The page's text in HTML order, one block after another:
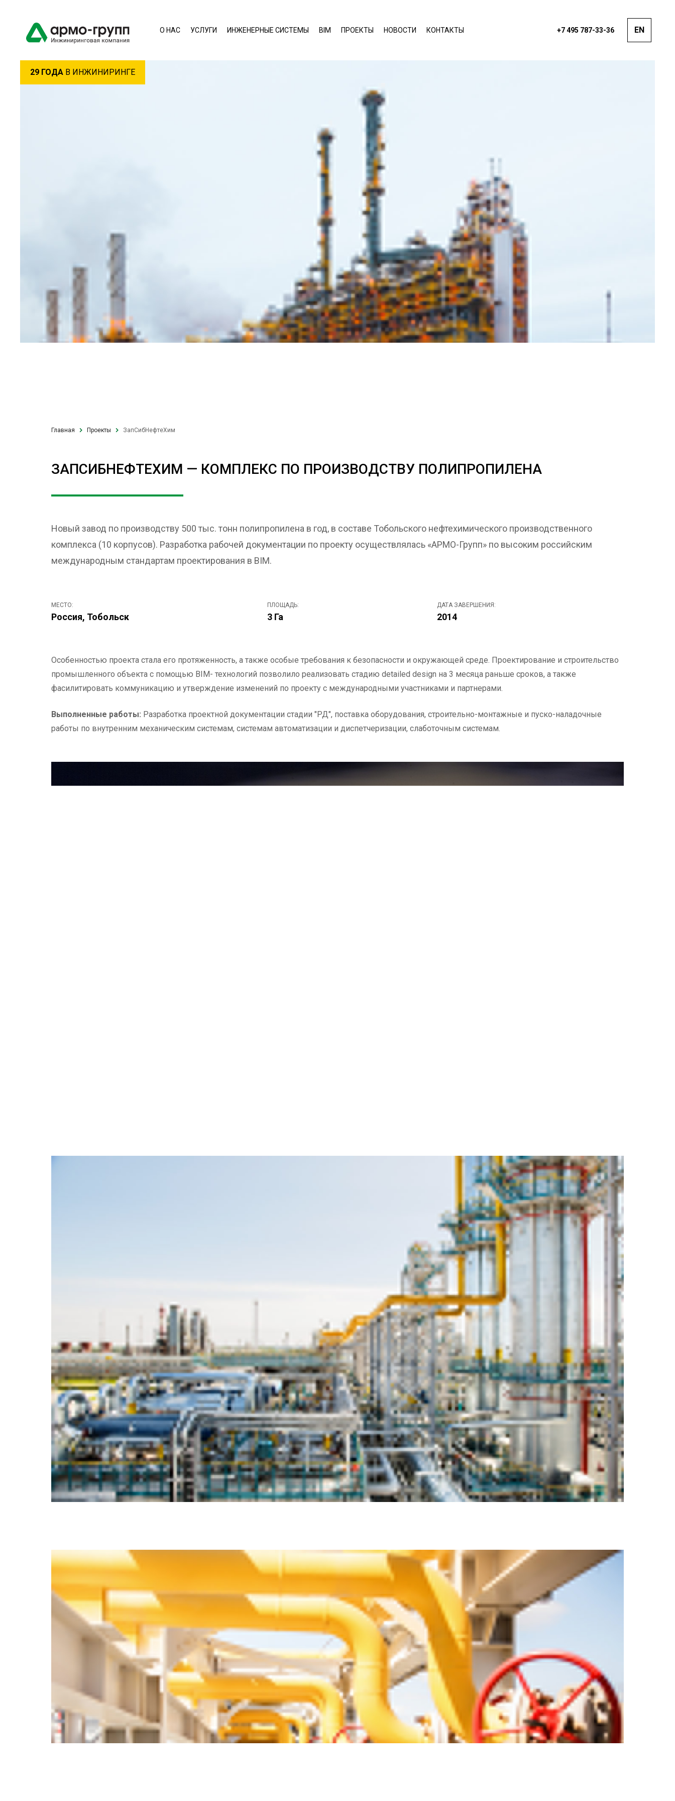
О НАС УСЛУГИ ИНЖЕНЕРНЫЕ СИСТЕМЫ BIM ПРОЕКТЫ НОВОСТИ КОНТАКТЫ +7 495 787-33-36 EN
29 ГОДА В ИНЖИНИРИНГЕ
Главная Проекты ЗапСибНефтеХим
ЗАПСИБНЕФТЕХИМ — КОМПЛЕКС ПО ПРОИЗВОДСТВУ ПОЛИПРОПИЛЕНА
Новый завод по производству 500 тыс. тонн полипропилена в год, в составе Тобольского нефтехимического производственного
комплекса (10 корпусов). Разработка рабочей документации по проекту осуществлялась «АРМО-Групп» по высоким российским
международным стандартам проектирования в BIM.
МЕСТО:
Россия, Тобольск
ПЛОЩАДЬ:
3 Га
ДАТА ЗАВЕРШЕНИЯ:
2014
Особенностью проекта стала его протяженность, а также особые требования к безопасности и окружающей среде. Проектирование и строительство
промышленного объекта с помощью BIM- технологий позволило реализовать стадию detailed design на 3 месяца раньше сроков, а также
фасилитировать коммуникацию и утверждение изменений по проекту с международными участниками и партнерами.
Выполненные работы: Разработка проектной документации стадии "РД", поставка оборудования, строительно-монтажные и пуско-наладочные
работы по внутренним механическим системам, системам автоматизации и диспетчеризации, слаботочным системам.